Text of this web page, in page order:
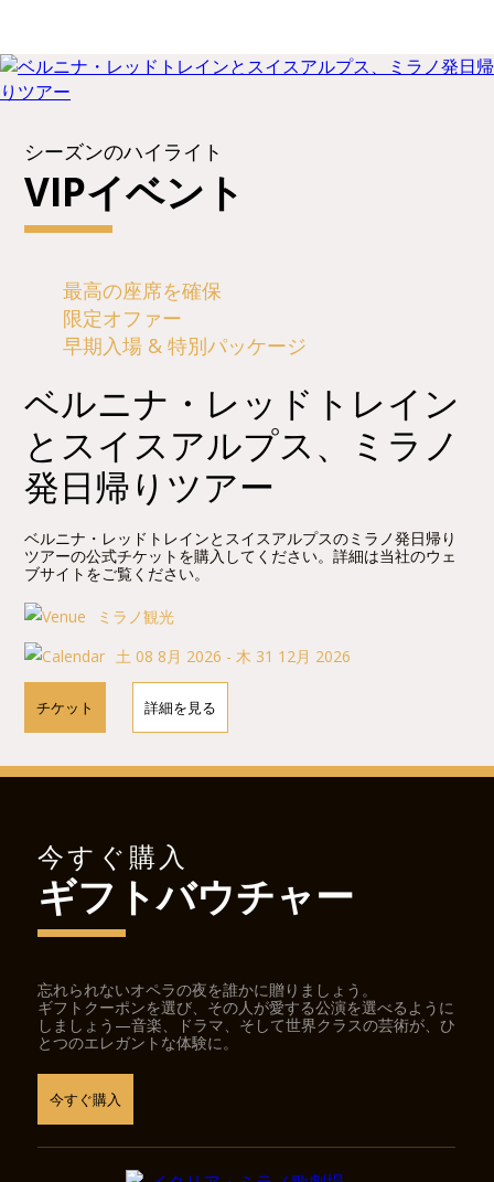
シーズンのハイライト
VIPイベント
最高の座席を確保
限定オファー
早期入場 & 特別パッケージ
ベルニナ・レッドトレイン
とスイスアルプス、ミラノ
発日帰りツアー
ベルニナ・レッドトレインとスイスアルプスのミラノ発日帰り
ツアーの公式チケットを購入してください。詳細は当社のウェ
ブサイトをご覧ください。
ミラノ観光
土 08 8月 2026 - 木 31 12月 2026
チケット 詳細を見る
今すぐ購入
ギフトバウチャー
忘れられないオペラの夜を誰かに贈りましょう。
ギフトクーポンを選び、その人が愛する公演を選べるように
しましょう—音楽、ドラマ、そして世界クラスの芸術が、ひ
とつのエレガントな体験に。
今すぐ購入